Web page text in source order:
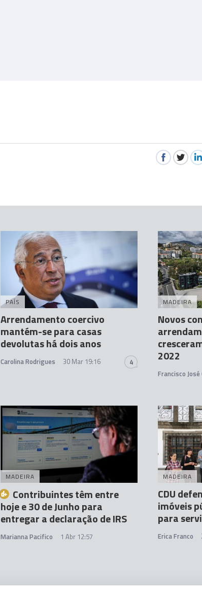
PAÍS
Arrendamento coercivo
mantém-se para casas
devolutas há dois anos
Carolina Rodrigues 30 Mar 19:16 4
MADEIRA
Novos
2022
Francisco José
MADEIRA
Contribuintes têm entre
hoje e 30 de Junho para
entregar a declaração de IRS
Marianna Pacifico 1 Abr 12:57
MADEIRA
CDU
imóveis
para
Erica Franco